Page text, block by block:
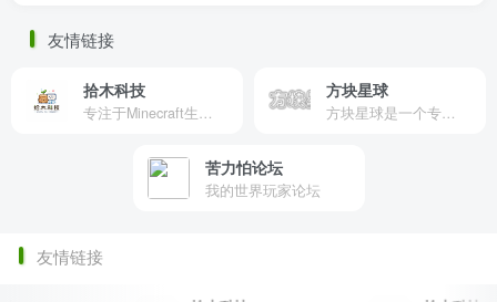
友情链接
拾木科技 方块星球
苦力怕论坛
我的世界玩家论坛
友情链接